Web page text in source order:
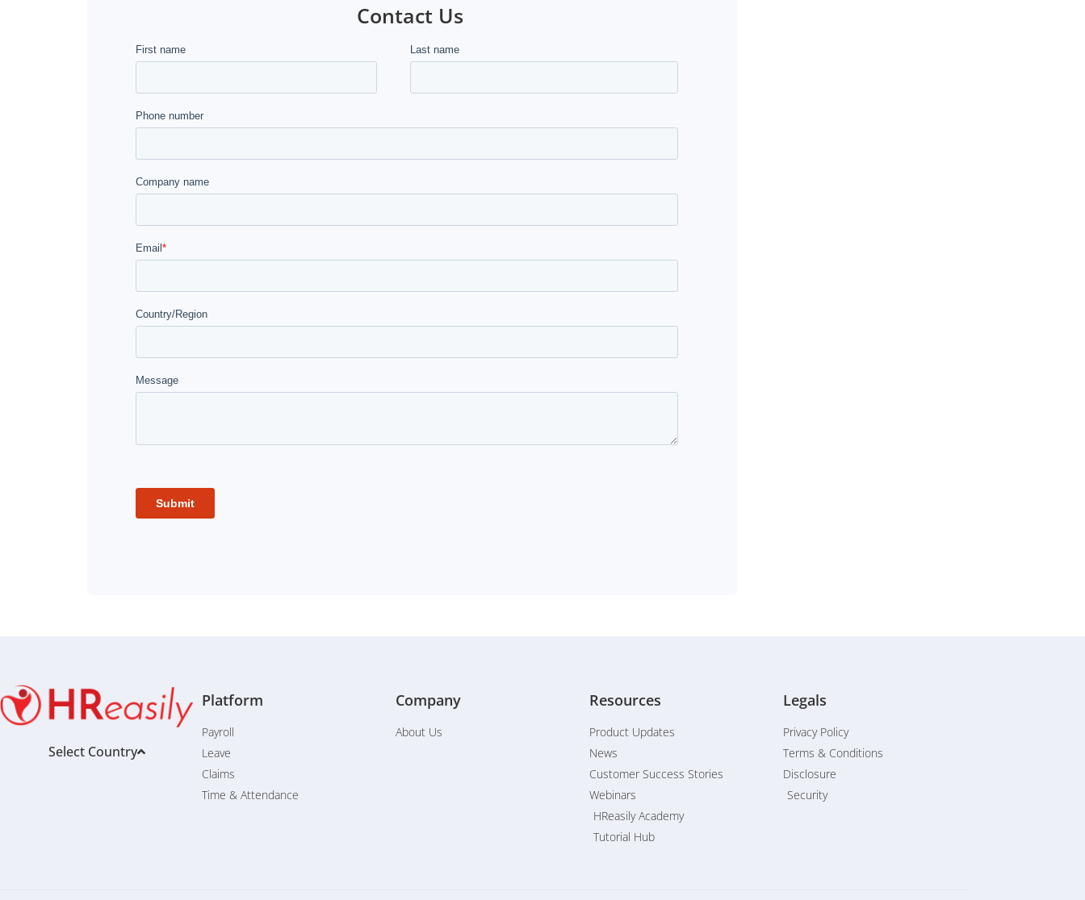
Contact Us
Select Country
Platform
Payroll
Leave
Claims
Time & Attendance
Company
About Us
Resources
Product Updates
News
Customer Success Stories
Webinars
HReasily Academy
Tutorial Hub
Legals
Privacy Policy
Terms & Conditions
Disclosure
Security